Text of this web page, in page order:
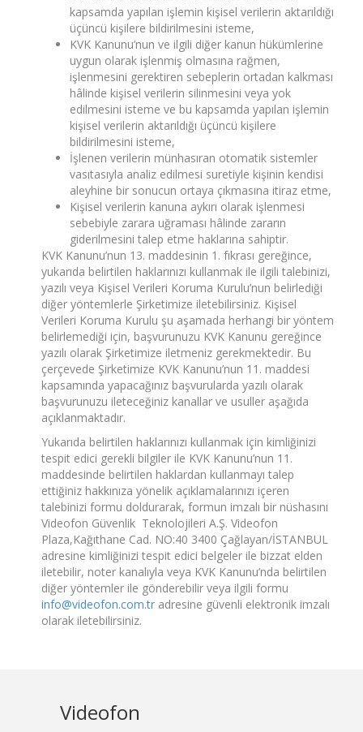
kapsamda yapılan işlemin kişisel verilerin aktarıldığı
üçüncü kişilere bildirilmesini isteme,
KVK Kanunu’nun ve ilgili diğer kanun hükümlerine
uygun olarak işlenmiş olmasına rağmen,
işlenmesini gerektiren sebeplerin ortadan kalkması
hâlinde kişisel verilerin silinmesini veya yok
edilmesini isteme ve bu kapsamda yapılan işlemin
kişisel verilerin aktarıldığı üçüncü kişilere
bildirilmesini isteme,
İşlenen verilerin münhasıran otomatik sistemler
vasıtasıyla analiz edilmesi suretiyle kişinin kendisi
aleyhine bir sonucun ortaya çıkmasına itiraz etme,
Kişisel verilerin kanuna aykırı olarak işlenmesi
sebebiyle zarara uğraması hâlinde zararın
giderilmesini talep etme haklarına sahiptir.
KVK Kanunu’nun 13. maddesinin 1. fıkrası gereğince,
yukarıda belirtilen haklarınızı kullanmak ile ilgili talebinizi,
yazılı veya Kişisel Verileri Koruma Kurulu’nun belirlediği
diğer yöntemlerle Şirketimize iletebilirsiniz. Kişisel
Verileri Koruma Kurulu şu aşamada herhangi bir yöntem
belirlemediği için, başvurunuzu KVK Kanunu gereğince
yazılı olarak Şirketimize iletmeniz gerekmektedir. Bu
çerçevede Şirketimize KVK Kanunu’nun 11. maddesi
kapsamında yapacağınız başvurularda yazılı olarak
başvurunuzu ileteceğiniz kanallar ve usuller aşağıda
açıklanmaktadır.
Yukarıda belirtilen haklarınızı kullanmak için kimliğinizi
tespit edici gerekli bilgiler ile KVK Kanunu’nun 11.
maddesinde belirtilen haklardan kullanmayı talep
ettiğiniz hakkınıza yönelik açıklamalarınızı içeren
talebinizi formu doldurarak, formun imzalı bir nüshasını
Videofon Güvenlik Teknolojileri A.Ş. Videofon
Plaza,Kağıthane Cad. NO:40 3400 Çağlayan/İSTANBUL
adresine kimliğinizi tespit edici belgeler ile bizzat elden
iletebilir, noter kanalıyla veya KVK Kanunu’nda belirtilen
diğer yöntemler ile gönderebilir veya ilgili formu
info@videofon.com.tr adresine güvenli elektronik imzalı
olarak iletebilirsiniz.
Videofon